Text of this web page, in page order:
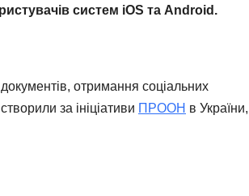
систем iOS та Android.
отримання соціальних
за ініціативи ПРООН в України,